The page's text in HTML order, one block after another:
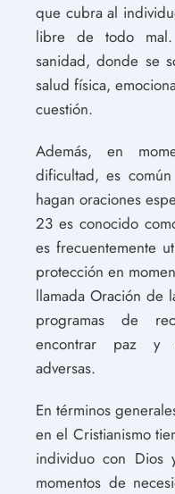
que cubra al
libre de todo
sanidad, donde se
salud física,
cuestión.
Además, en
dificultad, es
hagan oraciones
23 es conocido
es frecuentemente
protección en
llamada Oración de
programas de
encontrar paz y
adversas.
En términos
en el Cristianismo
individuo con
momentos de